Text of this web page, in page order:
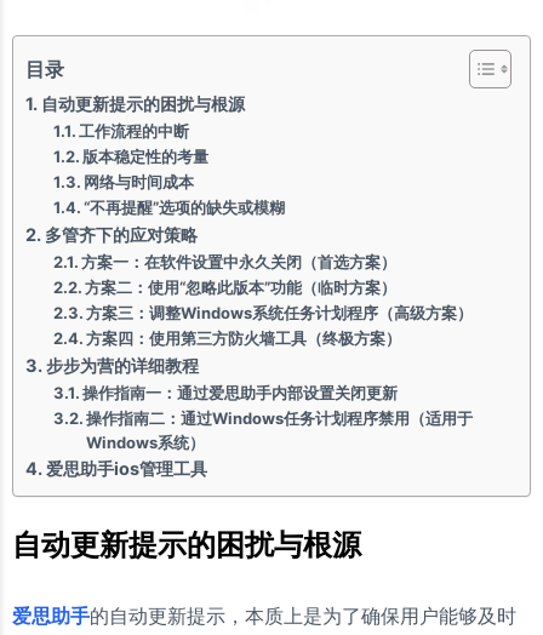
目录
自动更新提示的困扰与根源
工作流程的中断
版本稳定性的考量
网络与时间成本
“不再提醒”选项的缺失或模糊
多管齐下的应对策略
方案一：在软件设置中永久关闭（首选方案）
方案二：使用“忽略此版本”功能（临时方案）
方案三：调整Windows系统任务计划程序（高级方案）
方案四：使用第三方防火墙工具（终极方案）
步步为营的详细教程
操作指南一：通过爱思助手内部设置关闭更新
操作指南二：通过Windows任务计划程序禁用（适用于
Windows系统）
爱思助手ios管理工具
自动更新提示的困扰与根源
爱思助手的自动更新提示，本质上是为了确保用户能够及时